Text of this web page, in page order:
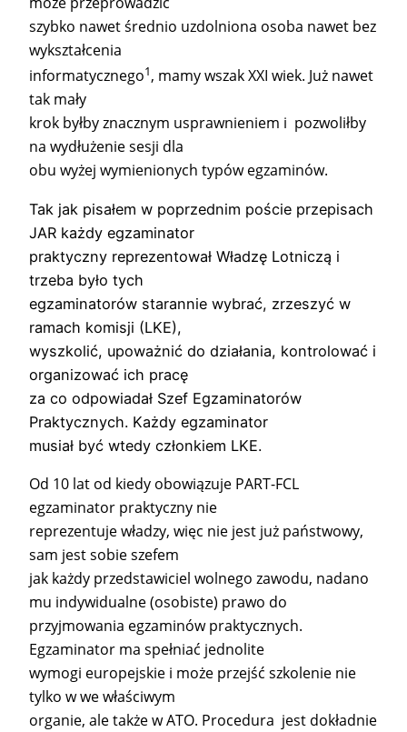
szybko nawet średnio uzdolniona osoba nawet bez
wykształcenia
informatycznego1, mamy wszak XXI wiek. Już nawet
tak mały
krok byłby znacznym usprawnieniem i pozwoliłby
na wydłużenie sesji dla
obu wyżej wymienionych typów egzaminów.
Tak jak pisałem w poprzednim poście przepisach
JAR każdy egzaminator
praktyczny reprezentował Władzę Lotniczą i
trzeba było tych
egzaminatorów starannie wybrać, zrzeszyć w
ramach komisji (LKE),
wyszkolić, upoważnić do działania, kontrolować i
organizować ich pracę
za co odpowiadał Szef Egzaminatorów
Praktycznych. Każdy egzaminator
musiał być wtedy członkiem LKE.
Od 10 lat od kiedy obowiązuje PART-FCL
egzaminator praktyczny nie
reprezentuje władzy, więc nie jest już państwowy,
sam jest sobie szefem
jak każdy przedstawiciel wolnego zawodu, nadano
mu indywidualne (osobiste) prawo do
przyjmowania egzaminów praktycznych.
Egzaminator ma spełniać jednolite
wymogi europejskie i może przejść szkolenie nie
tylko w we właściwym
organie, ale także w ATO. Procedura jest dokładnie